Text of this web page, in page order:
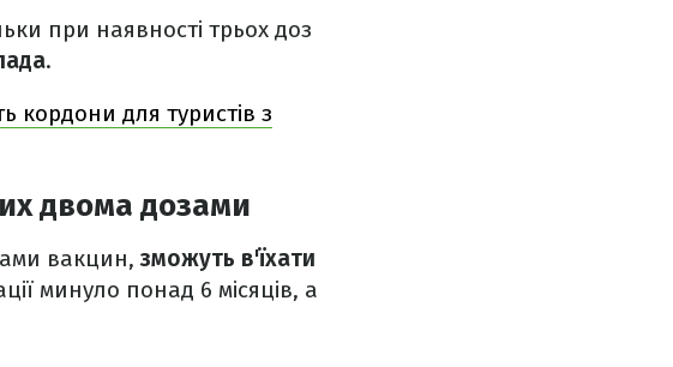
при наявності трьох доз
.
кордони для туристів з
двома дозами
вакцин,зможуть в'їхати
минуло понад 6 місяців, а